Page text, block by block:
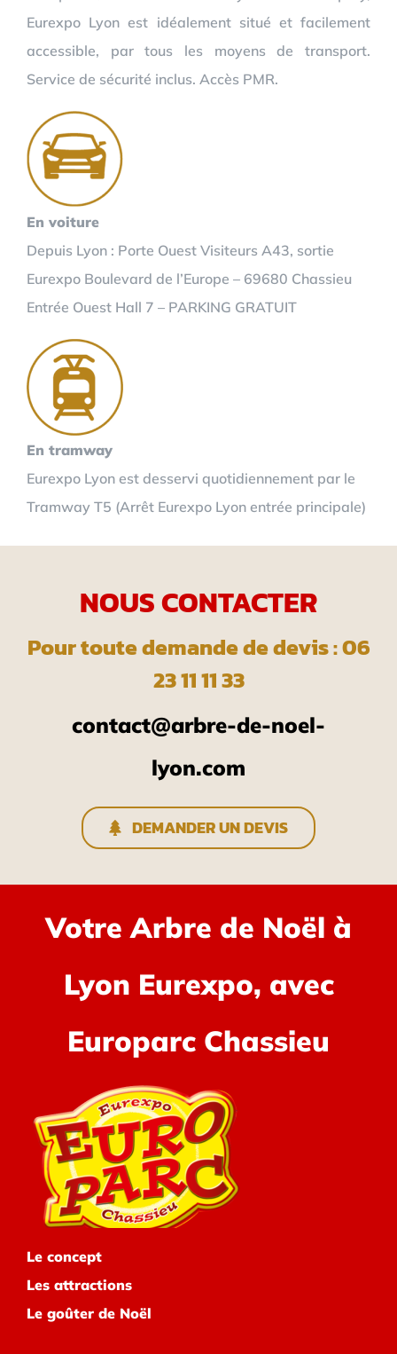
Eurexpo Lyon est idéalement situé et facilement
accessible, par tous les moyens de transport.
Service de sécurité inclus. Accès PMR.
En voiture
Depuis Lyon : Porte Ouest Visiteurs A43, sortie
Eurexpo Boulevard de l’Europe – 69680 Chassieu
Entrée Ouest Hall 7 – PARKING GRATUIT
En tramway
Eurexpo Lyon est desservi quotidiennement par le
Tramway T5 (Arrêt Eurexpo Lyon entrée principale)
NOUS CONTACTER
Pour toute demande de devis : 06
23 11 11 33
contact@arbre-de-noel-
lyon.com
DEMANDER UN DEVIS
Votre Arbre de Noël à
Lyon Eurexpo, avec
Europarc Chassieu
Le concept
Les attractions
Le goûter de Noël